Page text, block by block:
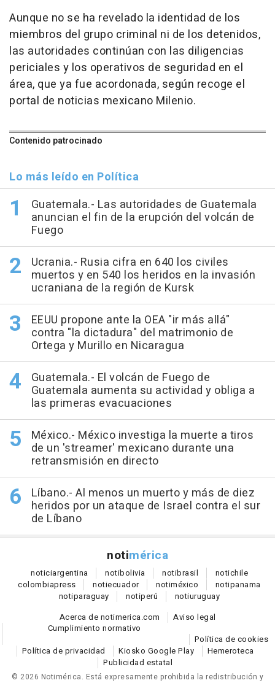
Aunque no se ha revelado la identidad de los
miembros del grupo criminal ni de los detenidos,
las autoridades continúan con las diligencias
periciales y los operativos de seguridad en el
área, que ya fue acordonada, según recoge el
portal de noticias mexicano Milenio.
Contenido patrocinado
Lo más leído en Política
Guatemala.- Las autoridades de Guatemala
anuncian el fin de la erupción del volcán de
Fuego
Ucrania.- Rusia cifra en 640 los civiles
muertos y en 540 los heridos en la invasión
ucraniana de la región de Kursk
EEUU propone ante la OEA "ir más allá"
contra "la dictadura" del matrimonio de
Ortega y Murillo en Nicaragua
Guatemala.- El volcán de Fuego de
Guatemala aumenta su actividad y obliga a
las primeras evacuaciones
México.- México investiga la muerte a tiros
de un 'streamer' mexicano durante una
retransmisión en directo
Líbano.- Al menos un muerto y más de diez
heridos por un ataque de Israel contra el sur
de Líbano
notimérica
noticiargentina notibolivia notibrasil notichile
colombiapress notiecuador notiméxico notipanama
notiparaguay notiperú notiuruguay
Acerca de notimerica.com
Aviso legal
Cumplimiento normativo
Política de cookies
Política de privacidad
Kiosko Google Play
Hemeroteca
Publicidad estatal
© 2026 Notimérica. Está expresamente prohibida la redistribución y